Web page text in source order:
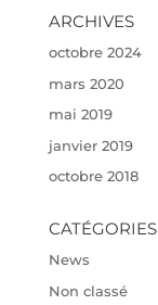
ARCHIVES
octobre 2024
mars 2020
mai 2019
janvier 2019
octobre 2018
CATÉGORIES
News
Non classé